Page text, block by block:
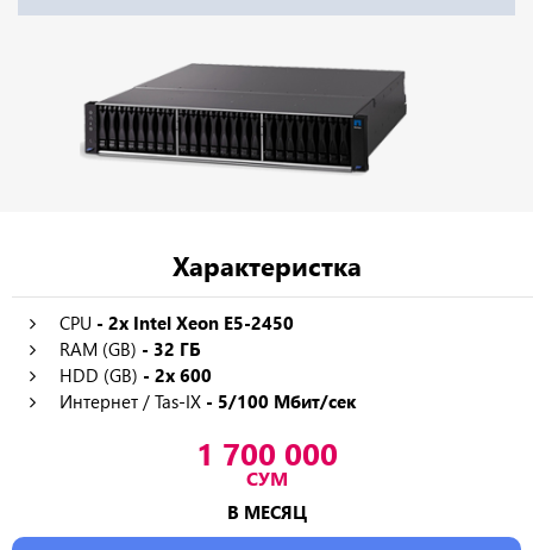
Характеристка
CPU - 2x Intel Xeon E5-2450
RAM (GB) - 32 ГБ
HDD (GB) - 2x 600
Интернет / Tas-IX - 5/100 Мбит/сек
1 700 000
СУМ
В МЕСЯЦ